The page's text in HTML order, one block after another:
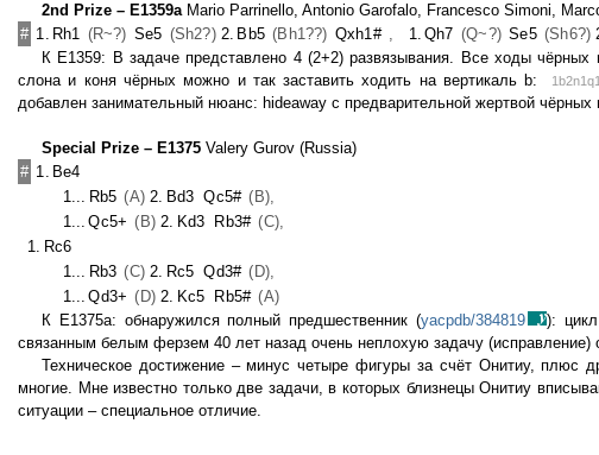
2nd Prize – E1359aMario Parrinello, Antonio Garofalo, Francesco Simoni,
# 1. Rh1 (R~?) Se5 (Sh2?)2. Bb5 (Bh1??) Qxh1# , 1. Qh7 (Q~?) Se5 (Sh6?)
К E1359: В задаче представлено 4 (2+2) развязывания. Все ходы
слона и коня чёрных можно и так заставить ходить на вертикаль b:
добавлен занимательный нюанс: hideaway c предварительной жертвой
Special Prize – E1375 Valery Gurov (Russia)
# 1. Be4
1... Rb5 (A) 2. Bd3 Qc5# (B),
1... Qc5+ (B) 2. Kd3 Rb3# (C),
1. Rc6
1... Rb3 (C) 2. Rc5 Qd3# (D),
1... Qd3+ (D) 2. Kc5 Rb5# (A)
К E1375a: обнаружился полный предшественник (yacpdb/384819
):
связанным белым ферзем 40 лет назад очень неплохую задачу (исправление)
Техническое достижение – минус четыре фигуры за счёт Онитиу, плюс
многие. Мне известно только две задачи, в которых близнецы Онитиу
ситуации – специальное отличие.